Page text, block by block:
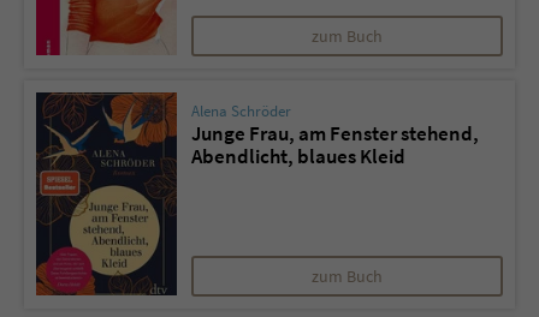
zum Buch
Alena Schröder
Junge Frau, am Fenster stehend,
Abendlicht, blaues Kleid
zum Buch
Name tx_pwcomments_ahash
Anbieter Literatur-Couch Medien GmbH & Co. KG
Laufzeit 1 Jahr
Zweck Cookie für Kommentare einzelner Buchtitel
Name fe_typo_user